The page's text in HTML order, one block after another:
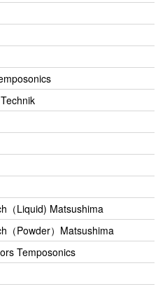
（Liquid) Matsushima
（Powder）Matsushima
Temposonics